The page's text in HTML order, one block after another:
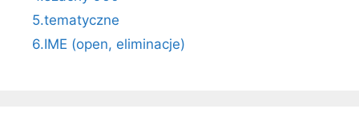
5.tematyczne
6.IME (open, eliminacje)